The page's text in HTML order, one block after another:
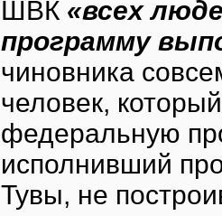
ШВК «всех
программу
чиновника
человек,
федеральную
исполнивший
Тувы, не